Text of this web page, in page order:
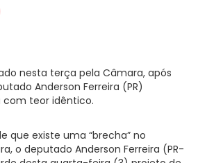
nesta terça pela Câmara, após
Anderson Ferreira (PR)
teor idêntico.
que existe uma “brecha” no
o deputado Anderson Ferreira (PR-